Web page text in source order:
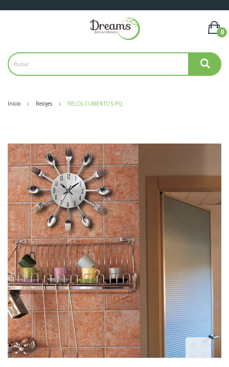
0
Inicio Relojes RELOJ-CUBIERTOS PQ